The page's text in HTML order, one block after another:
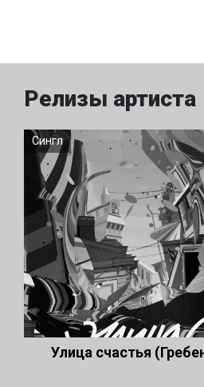
Релизы артиста
Сингл
Улица счастья